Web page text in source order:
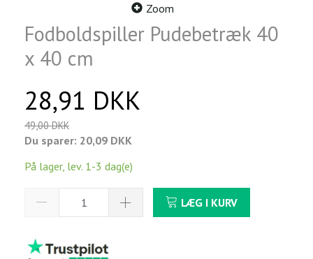
Zoom
Fodboldspiller Pudebetræk 40
x 40 cm
28,91 DKK
49,00 DKK
Du sparer: 20,09 DKK
På lager, lev. 1-3 dag(e)
LÆG I KURV